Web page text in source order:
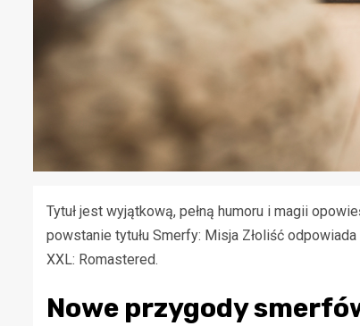
Tytuł jest wyjątkową, pełną humoru i magii
powstanie tytułu Smerfy: Misja Złoliść
XXL: Romastered.
Nowe przygody